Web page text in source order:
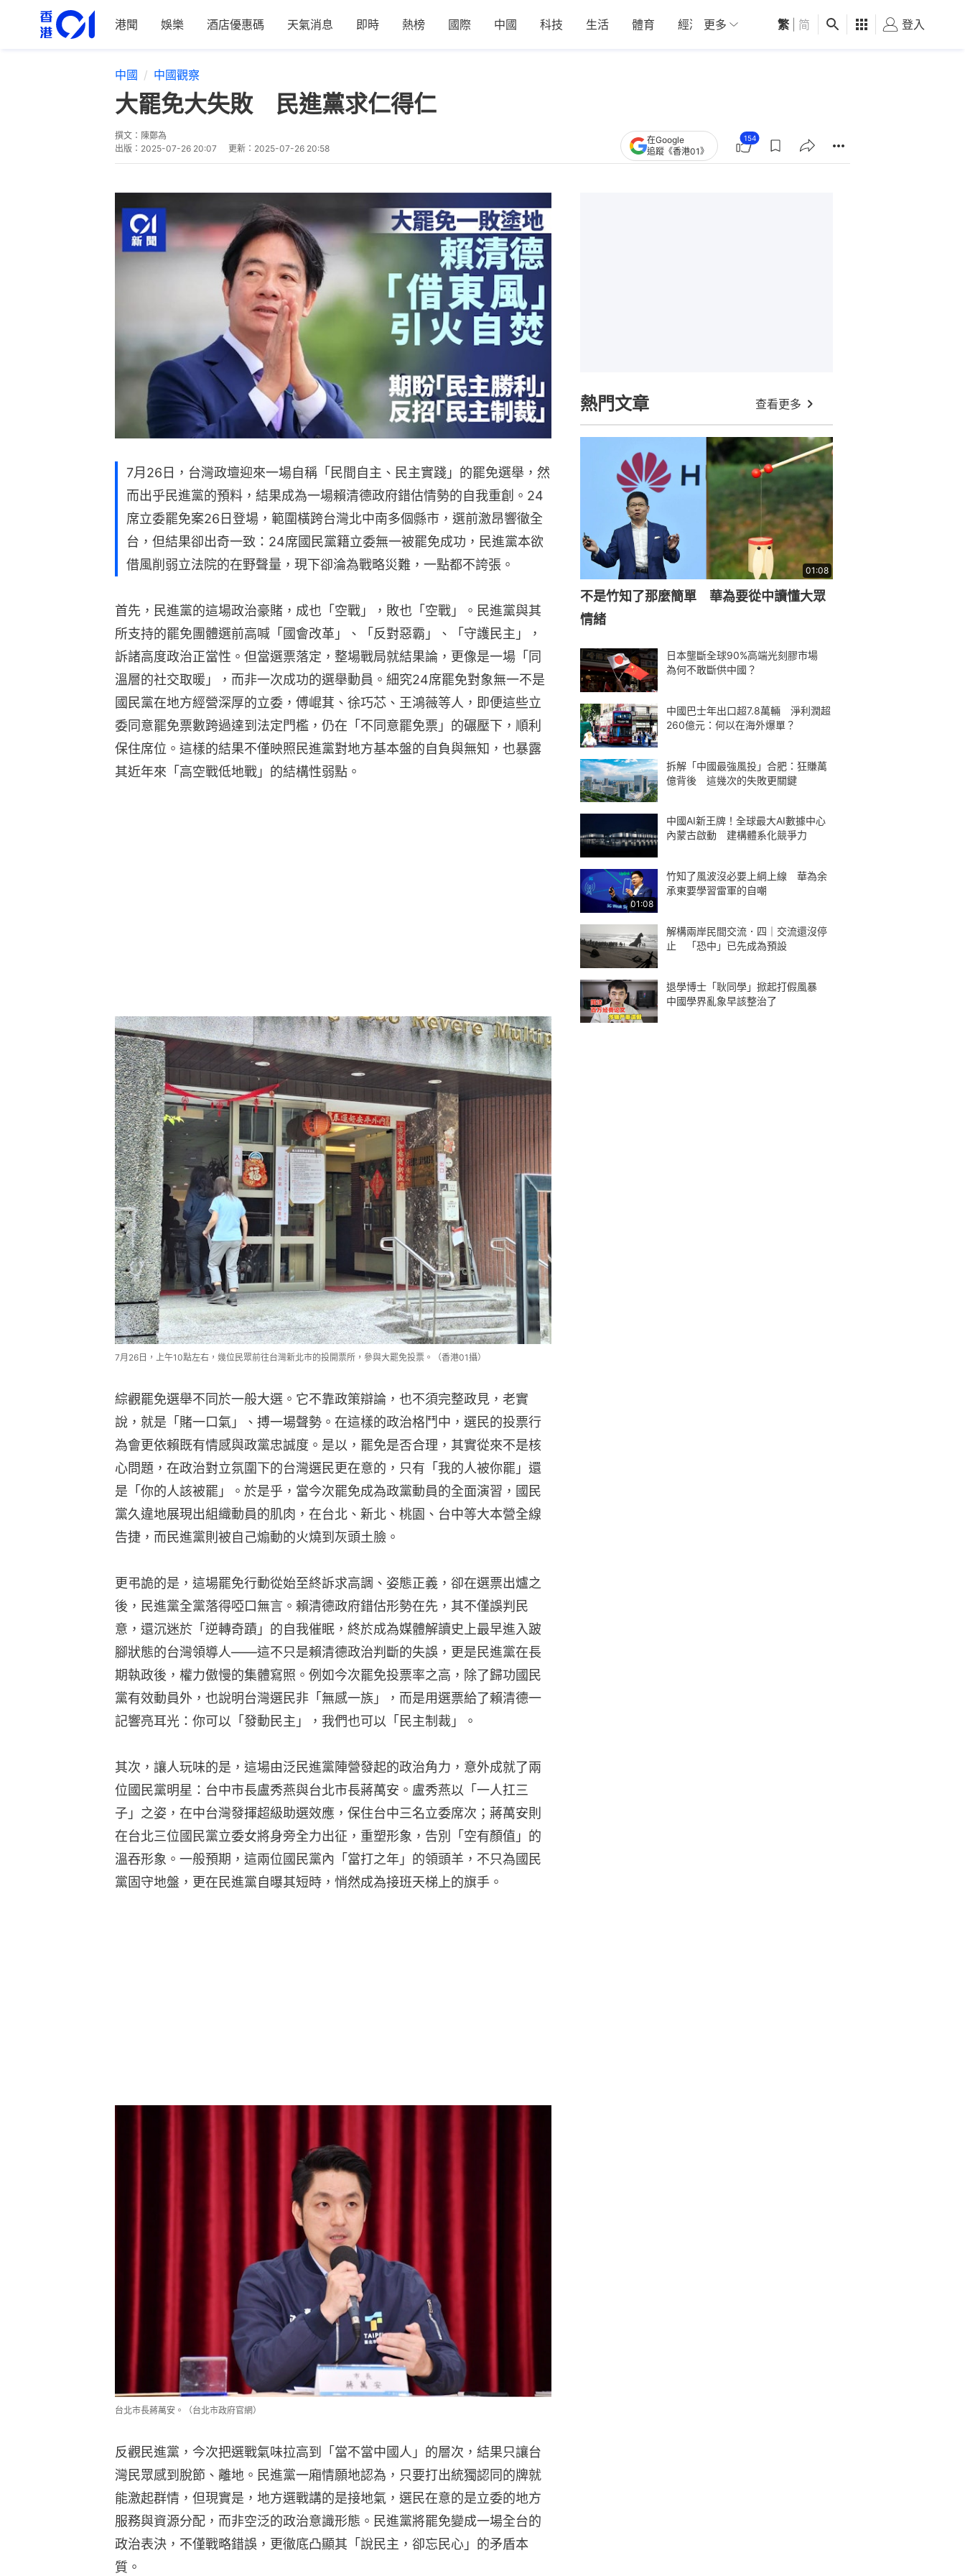
港聞 娛樂 酒店優惠碼 天氣消息 即時 熱榜 國際 中國 科技 生活 體育 經濟 01深圳 觀點 健康 好食玩飛
更多 繁 简 登入
中國 中國觀察
大罷免大失敗 民進黨求仁得仁
撰文： 陳鄭為
出版： 2025-07-26 20:07 更新： 2025-07-26 20:58
在Google
追蹤《香港01》
154
7月26日，台灣政壇迎來一場自稱「民間自主、民主實踐」的罷免選舉，然
而出乎民進黨的預料，結果成為一場賴清德政府錯估情勢的自我重創。24
席立委罷免案26日登場，範圍橫跨台灣北中南多個縣市，選前激昂響徹全
台，但結果卻出奇一致：24席國民黨籍立委無一被罷免成功，民進黨本欲
借風削弱立法院的在野聲量，現下卻淪為戰略災難，一點都不誇張。
首先，民進黨的這場政治豪賭，成也「空戰」，敗也「空戰」。民進黨與其
所支持的罷免團體選前高喊「國會改革」、「反對惡霸」、「守護民主」，
訴諸高度政治正當性。但當選票落定，整場戰局就結果論，更像是一場「同
溫層的社交取暖」，而非一次成功的選舉動員。細究24席罷免對象無一不是
國民黨在地方經營深厚的立委，傅崐萁、徐巧芯、王鴻薇等人，即便這些立
委同意罷免票數跨過達到法定門檻，仍在「不同意罷免票」的碾壓下，順利
保住席位。這樣的結果不僅映照民進黨對地方基本盤的自負與無知，也暴露
其近年來「高空戰低地戰」的結構性弱點。
7月26日，上午10點左右，幾位民眾前往台灣新北市的投開票所，參與大罷免投票。（香港01攝）
綜觀罷免選舉不同於一般大選。它不靠政策辯論，也不須完整政見，老實
說，就是「賭一口氣」、搏一場聲勢。在這樣的政治格鬥中，選民的投票行
為會更依賴既有情感與政黨忠誠度。是以，罷免是否合理，其實從來不是核
心問題，在政治對立氛圍下的台灣選民更在意的，只有「我的人被你罷」還
是「你的人該被罷」。於是乎，當今次罷免成為政黨動員的全面演習，國民
黨久違地展現出組織動員的肌肉，在台北、新北、桃園、台中等大本營全線
告捷，而民進黨則被自己煽動的火燒到灰頭土臉。
更弔詭的是，這場罷免行動從始至終訴求高調、姿態正義，卻在選票出爐之
後，民進黨全黨落得啞口無言。賴清德政府錯估形勢在先，其不僅誤判民
意，還沉迷於「逆轉奇蹟」的自我催眠，終於成為媒體解讀史上最早進入跛
腳狀態的台灣領導人——這不只是賴清德政治判斷的失誤，更是民進黨在長
期執政後，權力傲慢的集體寫照。例如今次罷免投票率之高，除了歸功國民
黨有效動員外，也說明台灣選民非「無感一族」，而是用選票給了賴清德一
記響亮耳光：你可以「發動民主」，我們也可以「民主制裁」。
其次，讓人玩味的是，這場由泛民進黨陣營發起的政治角力，意外成就了兩
位國民黨明星：台中市長盧秀燕與台北市長蔣萬安。盧秀燕以「一人扛三
子」之姿，在中台灣發揮超級助選效應，保住台中三名立委席次；蔣萬安則
在台北三位國民黨立委女將身旁全力出征，重塑形象，告別「空有顏值」的
溫吞形象。一般預期，這兩位國民黨內「當打之年」的領頭羊，不只為國民
黨固守地盤，更在民進黨自曝其短時，悄然成為接班天梯上的旗手。
台北市長蔣萬安。（台北市政府官網）
反觀民進黨，今次把選戰氣味拉高到「當不當中國人」的層次，結果只讓台
灣民眾感到脫節、離地。民進黨一廂情願地認為，只要打出統獨認同的牌就
能激起群情，但現實是，地方選戰講的是接地氣，選民在意的是立委的地方
服務與資源分配，而非空泛的政治意識形態。民進黨將罷免變成一場全台的
政治表決，不僅戰略錯誤，更徹底凸顯其「說民主，卻忘民心」的矛盾本
質。
熱門文章 查看更多
01:08
不是竹知了那麼簡單 華為要從中讀懂大眾
情緒
日本壟斷全球90%高端光刻膠市場
為何不敢斷供中國？
中國巴士年出口超7.8萬輛 淨利潤超
260億元：何以在海外爆單？
拆解「中國最強風投」合肥：狂賺萬
億背後 這幾次的失敗更關鍵
中國AI新王牌！全球最大AI數據中心
內蒙古啟動 建構體系化競爭力
01:08
竹知了風波沒必要上綱上線 華為余
承東要學習雷軍的自嘲
解構兩岸民間交流．四｜交流還沒停
止 「恐中」已先成為預設
退學博士「耿同學」掀起打假風暴
中國學界亂象早該整治了